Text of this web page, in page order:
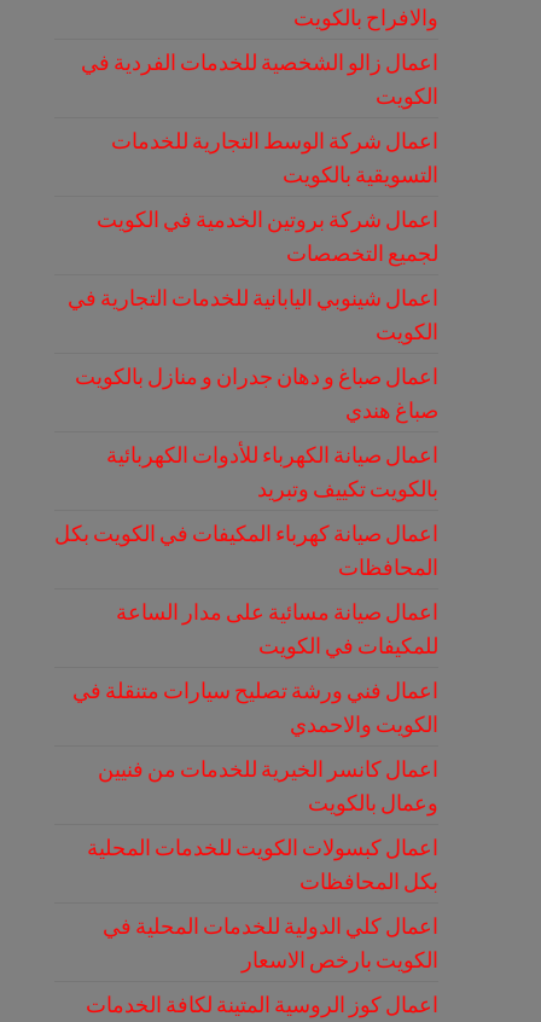
والافراح بالكويت
اعمال زالو الشخصية للخدمات الفردية في
الكويت
اعمال شركة الوسط التجارية للخدمات
التسويقية بالكويت
اعمال شركة بروتين الخدمية في الكويت
لجميع التخصصات
اعمال شينوبي اليابانية للخدمات التجارية في
الكويت
اعمال صباغ و دهان جدران و منازل بالكويت
صباغ هندي
اعمال صيانة الكهرباء للأدوات الكهربائية
بالكويت تكييف وتبريد
اعمال صيانة كهرباء المكيفات في الكويت بكل
المحافظات
اعمال صيانة مسائية على مدار الساعة
للمكيفات في الكويت
اعمال فني ورشة تصليح سيارات متنقلة في
الكويت والاحمدي
اعمال كانسر الخيرية للخدمات من فنيين
وعمال بالكويت
اعمال كبسولات الكويت للخدمات المحلية
بكل المحافظات
اعمال كلي الدولية للخدمات المحلية في
الكويت بارخص الاسعار
اعمال كوز الروسية المتينة لكافة الخدمات